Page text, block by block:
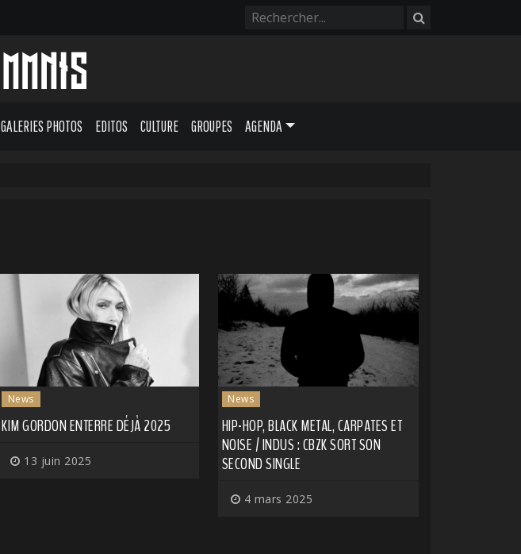
GALERIES PHOTOS EDITOS CULTURE GROUPES AGENDA
News
KIM GORDON ENTERRE DÉJÀ 2025
13 juin 2025
News
HIP-HOP, BLACK METAL, CARPATES ET
NOISE / INDUS : CBZK SORT SON
SECOND SINGLE
4 mars 2025